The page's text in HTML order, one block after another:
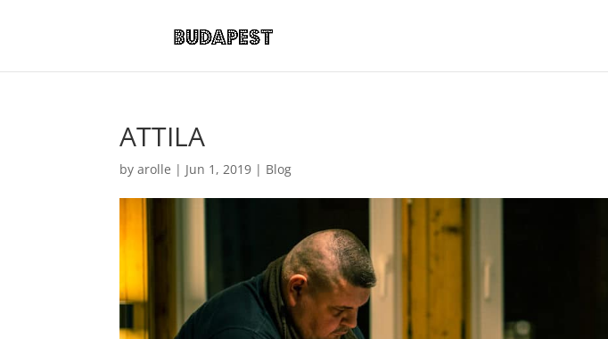
ATTILA
byarolle | Jun 1, 2019 | Blog